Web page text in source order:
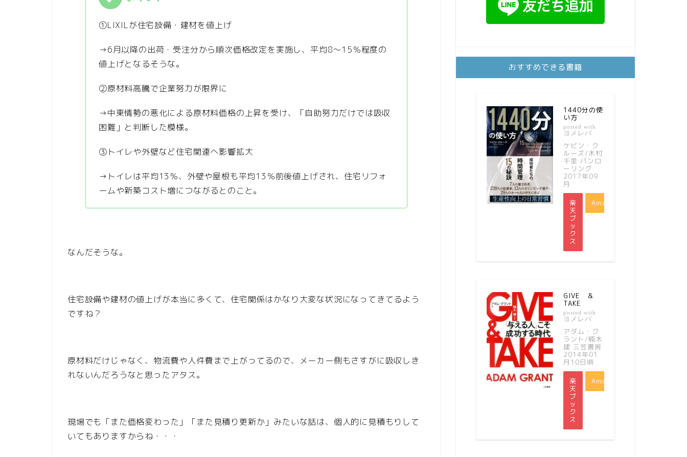
①LIXILが住宅設備・建材を値上げ
→6月以降の出荷・受注分から順次価格改定を実施し、平均8〜15％程度の
値上げとなるそうな。
②原材料高騰で企業努力が限界に
→中東情勢の悪化による原材料価格の上昇を受け、「自助努力だけでは吸収
困難」と判断した模様。
③トイレや外壁など住宅関連へ影響拡大
→トイレは平均13％、外壁や屋根も平均13％前後値上げされ、住宅リフォ
ームや新築コスト増につながるとのこと。
なんだそうな。
住宅設備や建材の値上げが本当に多くて、住宅関係はかなり大変な状況になってきてるよう
ですね？
原材料だけじゃなく、物流費や人件費まで上がってるので、メーカー側もさすがに吸収しき
れないんだろうなと思ったアタス。
現場でも「また価格変わった」「また見積り更新か」みたいな話は、個人的に見積もりして
いてもありますからね・・・
おすすめできる書籍
1440分の使
い方
posted with
ヨメレバ
ケビン・ク
ルーズ/木村
千里 パンロ
ーリング
2017年09
月
楽
天
ブ
ッ
ク
ス
Amazon
GIVE ＆
TAKE
posted with
ヨメレバ
アダム・グ
ラント/楠木
建 三笠書房
2014年01
月10日頃
楽
天
ブ
ッ
ク
ス
Amazon